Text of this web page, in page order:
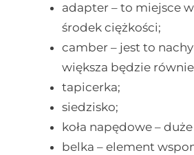
adapter – to miejsce
środek ciężkości;
camber – jest to
większa będzie
tapicerka;
siedzisko;
koła napędowe – duże
belka – element